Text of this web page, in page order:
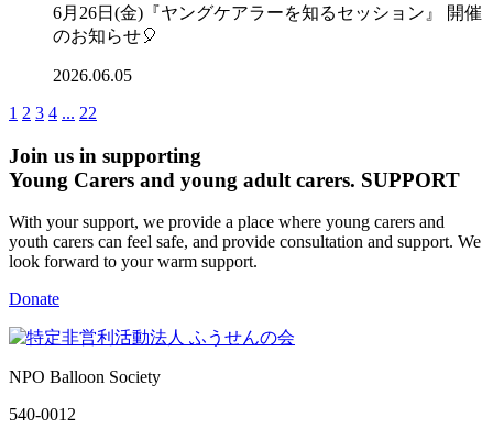
6月26日(金)『ヤングケアラーを知るセッション』 開催
のお知らせ🎈
2026.06.05
1 2 3 4 ... 22
Join us in supporting
Young Carers and young adult carers. SUPPORT
With your support, we provide a place where young carers and
youth carers can feel safe, and provide consultation and support. We
look forward to your warm support.
Donate
NPO Balloon Society
540-0012